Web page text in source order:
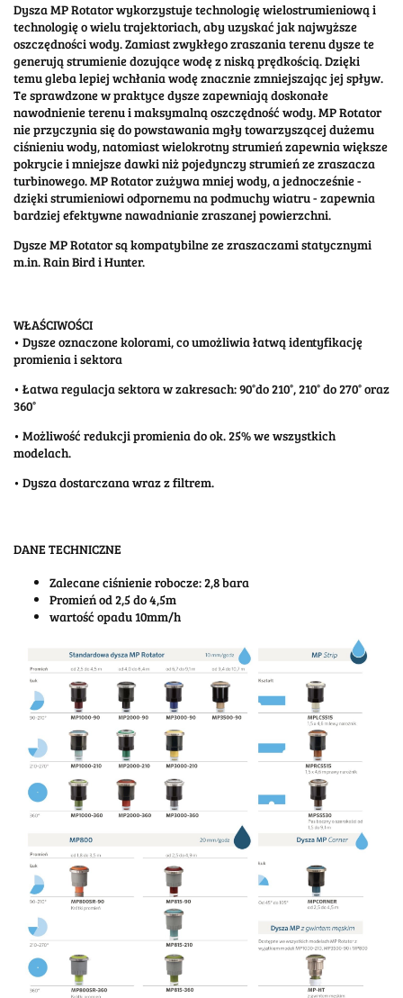
Dysza MP Rotator wykorzystuje technologię wielostrumieniową i
technologię o wielu trajektoriach, aby uzyskać jak najwyższe
oszczędności wody. Zamiast zwykłego zraszania terenu dysze te
generują strumienie dozujące wodę z niską prędkością. Dzięki
temu gleba lepiej wchłania wodę znacznie zmniejszając jej spływ.
Te sprawdzone w praktyce dysze zapewniają doskonałe
nawodnienie terenu i maksymalną oszczędność wody. MP Rotator
nie przyczynia się do powstawania mgły towarzyszącej dużemu
ciśnieniu wody, natomiast wielokrotny strumień zapewnia większe
pokrycie i mniejsze dawki niż pojedynczy strumień ze zraszacza
turbinowego. MP Rotator zużywa mniej wody, a jednocześnie -
dzięki strumieniowi odpornemu na podmuchy wiatru - zapewnia
bardziej efektywne nawadnianie zraszanej powierzchni.
Dysze MP Rotator są kompatybilne ze zraszaczami statycznymi
m.in. Rain Bird i Hunter.
WŁAŚCIWOŚCI
• Dysze oznaczone kolorami, co umożliwia łatwą identyfikację
promienia i sektora
• Łatwa regulacja sektora w zakresach: 90°do 210°, 210° do 270° oraz
360°
• Możliwość redukcji promienia do ok. 25% we wszystkich
modelach.
• Dysza dostarczana wraz z filtrem.
DANE TECHNICZNE
Zalecane ciśnienie robocze: 2,8 bara
Promień od 2,5 do 4,5m
wartość opadu 10mm/h